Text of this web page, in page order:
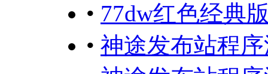
• 77dw红色经典
• 神途发布站程